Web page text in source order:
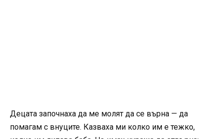
Децата започнаха да ме молят да се върна — да
помагам с внуците. Казваха ми колко им е тежко,